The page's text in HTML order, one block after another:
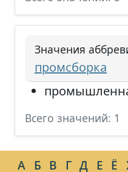
Значения
промсборка
Всего значений: 1
А Б В Г Д Е Ё